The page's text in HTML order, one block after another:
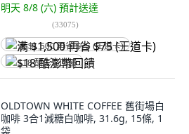
明天 8/8 (六) 預計送達
(33075)
满 $1,500 再省 $75 (王道卡)
$18 酷澎幣回饋
OLDTOWN WHITE COFFEE 舊街場白
咖啡 3合1減糖白咖啡, 31.6g, 15條, 1
袋